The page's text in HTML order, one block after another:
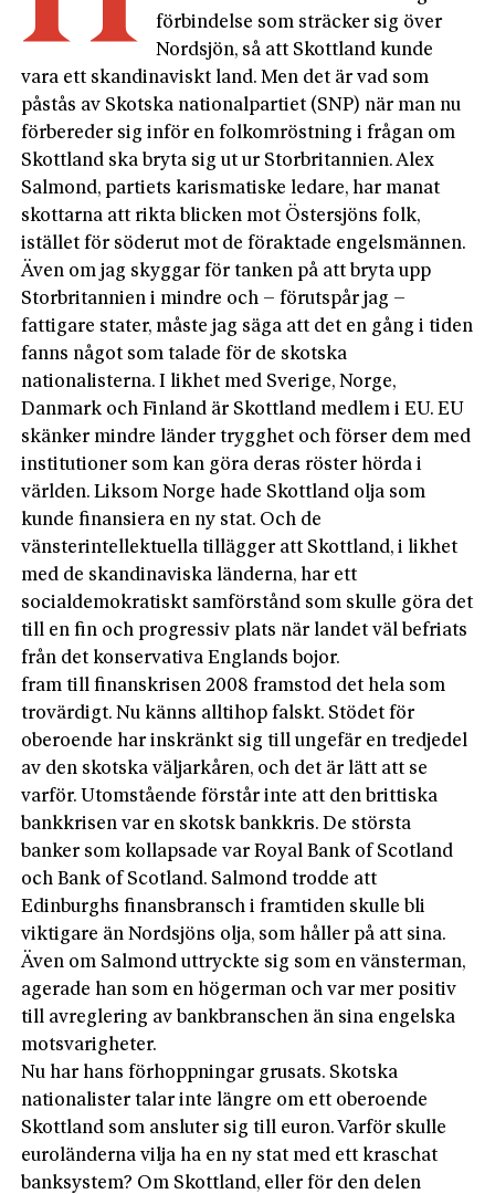
förbindelse som sträcker sig över
Nordsjön, så att Skottland kunde
vara ett skandinaviskt land. Men det är vad som
påstås av Skotska nationalpartiet (SNP) när man nu
förbereder sig inför en folkomröstning i frågan om
Skottland ska bryta sig ut ur Storbritannien. Alex
Salmond, partiets karismatiske ledare, har manat
skottarna att rikta blicken mot Östersjöns folk,
istället för söderut mot de föraktade engelsmännen.
Även om jag skyggar för tanken på att bryta upp
Storbritannien i mindre och – förutspår jag –
fattigare stater, måste jag säga att det en gång i tiden
fanns något som talade för de skotska
nationalisterna. I likhet med Sverige, Norge,
Danmark och Finland är Skottland medlem i EU. EU
skänker mindre länder trygghet och förser dem med
institutioner som kan göra deras röster hörda i
världen. Liksom Norge hade Skottland olja som
kunde finansiera en ny stat. Och de
vänsterintellektuella tillägger att Skottland, i likhet
med de skandinaviska länderna, har ett
socialdemokratiskt samförstånd som skulle göra det
till en fin och progressiv plats när landet väl befriats
från det konservativa Englands bojor.
fram till finanskrisen 2008 framstod det hela som
trovärdigt. Nu känns alltihop falskt. Stödet för
oberoende har inskränkt sig till ungefär en tredjedel
av den skotska väljarkåren, och det är lätt att se
varför. Utomstående förstår inte att den brittiska
bankkrisen var en skotsk bankkris. De största
banker som kollapsade var Royal Bank of Scotland
och Bank of Scotland. Salmond trodde att
Edinburghs finansbransch i framtiden skulle bli
viktigare än Nordsjöns olja, som håller på att sina.
Även om Salmond uttryckte sig som en vänsterman,
agerade han som en högerman och var mer positiv
till avreglering av bankbranschen än sina engelska
motsvarigheter.
Nu har hans förhoppningar grusats. Skotska
nationalister talar inte längre om ett oberoende
Skottland som ansluter sig till euron. Varför skulle
euroländerna vilja ha en ny stat med ett kraschat
banksystem? Om Skottland, eller för den delen